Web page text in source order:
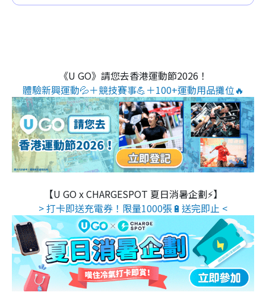
《U GO》請您去香港運動節2026！
體驗新興運動💦＋競技賽事💪＋100+運動用品攤位🔥
【U GO x CHARGESPOT 夏日消暑企劃⚡】
> 打卡即送充電券！限量1000張🔋送完即止 <